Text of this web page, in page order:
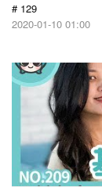
# 129
2020-01-10 01:00